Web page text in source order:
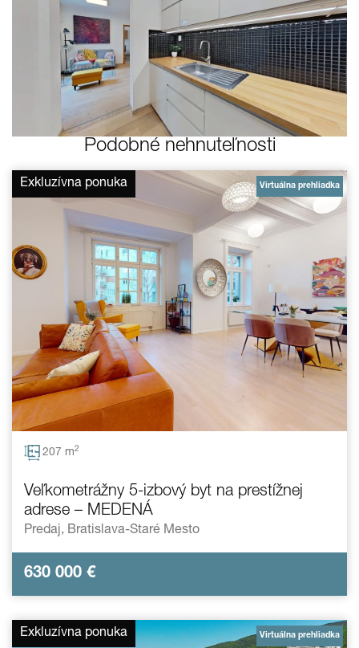
Podobné nehnuteľnosti
Exkluzívna ponuka Virtuálna prehliadka
207 m2
Veľkometrážny 5-izbový byt na prestížnej
adrese – MEDENÁ
Predaj, Bratislava-Staré Mesto
630 000 €
Exkluzívna ponuka Virtuálna prehliadka